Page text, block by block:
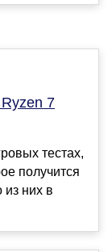
7
тестах,
получится
из них в